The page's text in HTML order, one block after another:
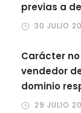
previas a
30 JULIO
Carácter
vendedor
dominio
29 JULIO